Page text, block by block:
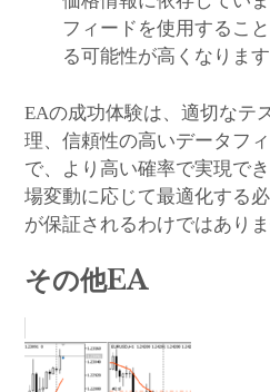
フィードを使用するこ
る可能性が高くなります
EAの成功体験は、適切なテ
理、信頼性の高いデータフ
で、より高い確率で実現で
場変動に応じて最適化する
が保証されるわけではありま
その他EA